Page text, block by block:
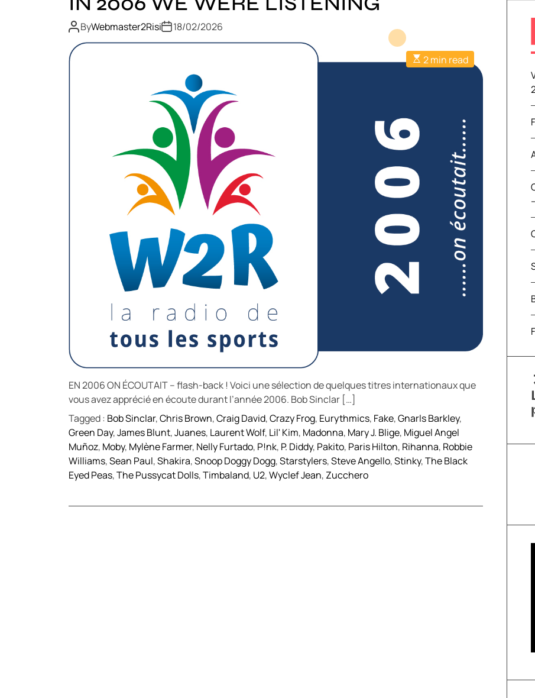
ByWebmaster2Risi 18/02/2026
2 min read
EN 2006 ON ÉCOUTAIT – flash-back ! Voici une sélection de quelques titres internationaux que
vous avez apprécié en écoute durant l’année 2006. Bob Sinclar […]
Tagged : Bob Sinclar,Chris Brown,Craig David,Crazy Frog, Eurythmics, Fake,Gnarls Barkley,
Green Day,James Blunt,Juanes, Laurent Wolf, Lil' Kim, Madonna, Mary J. Blige, Miguel Angel
Muñoz, Moby, Mylène Farmer, Nelly Furtado, P!nk, P. Diddy, Pakito, Paris Hilton, Rihanna, Robbie
Williams,Sean Paul,Shakira,Snoop Doggy Dogg,Starstylers,Steve Angello,Stinky,The Black
Eyed Peas,The Pussycat Dolls,Timbaland, U2,Wyclef Jean, Zucchero
r